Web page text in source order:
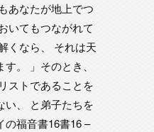
あなたが地上でつ
いてもつながれて
くなら、 それは天
。 」そのとき、
ストであることを
い、 と弟子たちを
の福音書16書16 –